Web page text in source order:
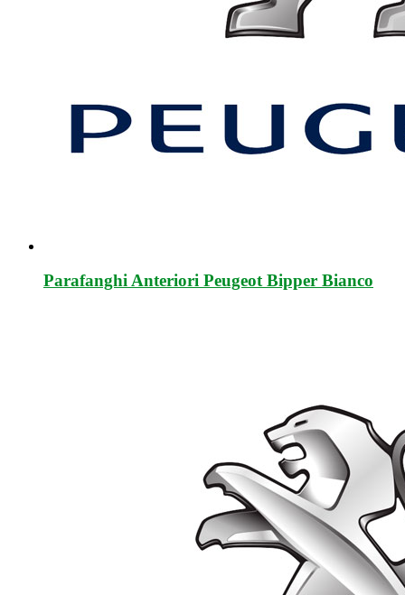
Parafanghi Anteriori Peugeot Bipper Bianco